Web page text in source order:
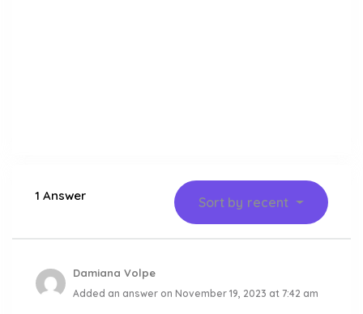
1 Answer Sort by recent
Damiana Volpe
Added an answer on November 19, 2023 at 7:42 am